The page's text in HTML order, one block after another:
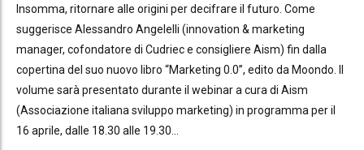
Insomma, ritornare alle origini per decifrare il futuro. Come
suggerisce Alessandro Angelelli (innovation & marketing
manager, cofondatore di Cudriec e consigliere Aism) fin dalla
copertina del suo nuovo libro “Marketing 0.0”, edito da Moondo. Il
volume sarà presentato durante il webinar a cura di Aism
(Associazione italiana sviluppo marketing) in programma per il
16 aprile, dalle 18.30 alle 19.30...